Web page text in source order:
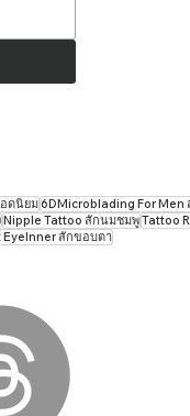
ดนิยม6DMicroblading For Men
Nipple Tattoo สักนมชมพูTattoo
EyeInner สักขอบตา